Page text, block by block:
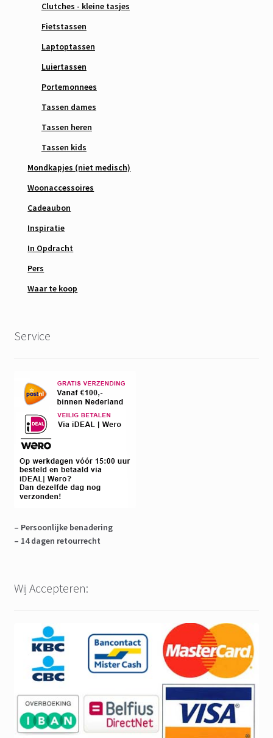
Clutches - kleine tasjes
Fietstassen
Laptoptassen
Luiertassen
Portemonnees
Tassen dames
Tassen heren
Tassen kids
Mondkapjes (niet medisch)
Woonaccessoires
Cadeaubon
Inspiratie
In Opdracht
Pers
Waar te koop
Service
– Persoonlijke benadering
– 14 dagen retourrecht
Wij Accepteren: